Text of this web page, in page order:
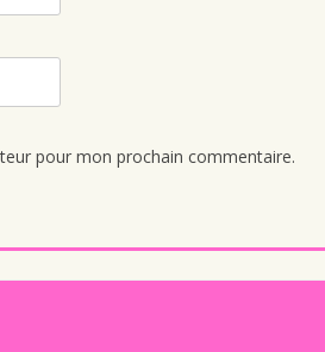
pour mon prochain commentaire.